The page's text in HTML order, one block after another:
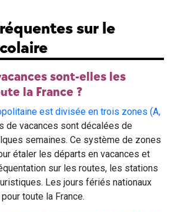
sur le
sont-elles les
la France ?
est divisée en trois zones (A,
de vacances sont décalées de
semaines. Ce système de zones
étaler les départs en vacances et
sur les routes, les stations
Les jours fériés nationaux
toute la France.